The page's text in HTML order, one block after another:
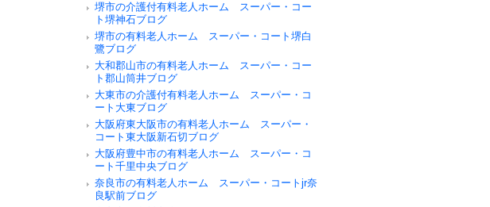
堺市の介護付有料老人ホーム スーパー・コー
ト堺神石ブログ
堺市の有料老人ホーム スーパー・コート堺白
鷺ブログ
大和郡山市の有料老人ホーム スーパー・コー
ト郡山筒井ブログ
大東市の介護付有料老人ホーム スーパー・コ
ート大東ブログ
大阪府東大阪市の有料老人ホーム スーパー・
コート東大阪新石切ブログ
大阪府豊中市の有料老人ホーム スーパー・コ
ート千里中央ブログ
奈良市の有料老人ホーム スーパー・コートjr奈
良駅前ブログ